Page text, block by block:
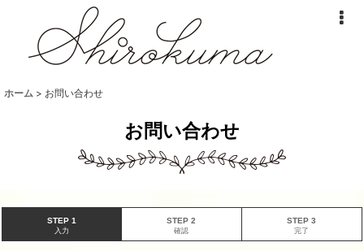
ホーム > お問い合わせ
お問い合わせ
STEP 1
入力
STEP 2
確認
STEP 3
完了